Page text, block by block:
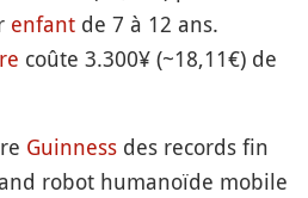
enfant de 7 à 12 ans.
coûte 3.300¥ (~18,11€) de
Guinness des records fin
robot humanoïde mobile